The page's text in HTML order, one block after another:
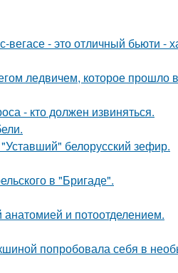
- это отличный бьюти -
ледвичем, которое прошло
- кто должен извиняться.
белорусский зефир.
в "Бригаде".
и потоотделением.
попробовала себя в